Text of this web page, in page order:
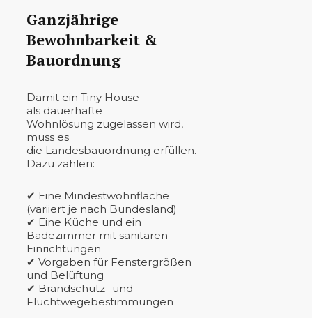
Ganzjährige
Bewohnbarkeit &
Bauordnung
Damit ein Tiny House
als dauerhafte
Wohnlösung zugelassen wird,
muss es
die Landesbauordnung erfüllen.
Dazu zählen:
✔ Eine Mindestwohnfläche
(variiert je nach Bundesland)
✔ Eine Küche und ein
Badezimmer mit sanitären
Einrichtungen
✔ Vorgaben für Fenstergrößen
und Belüftung
✔ Brandschutz- und
Fluchtwegebestimmungen